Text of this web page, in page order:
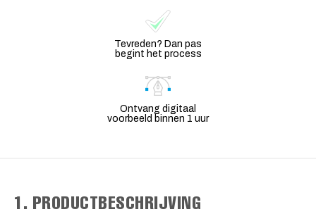
Tevreden? Dan pas
begint het process
Ontvang digitaal
voorbeeld binnen 1 uur
1. PRODUCTBESCHRIJVING